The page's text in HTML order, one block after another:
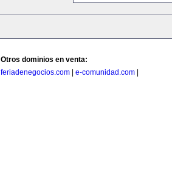
Otros dominios en venta:
feriadenegocios.com
e-comunidad.com